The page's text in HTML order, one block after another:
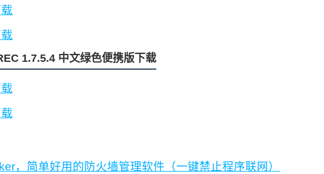
1.7.5.4 中文绿色便携版下载
，简单好用的防火墙管理软件（一键禁止程序联网）